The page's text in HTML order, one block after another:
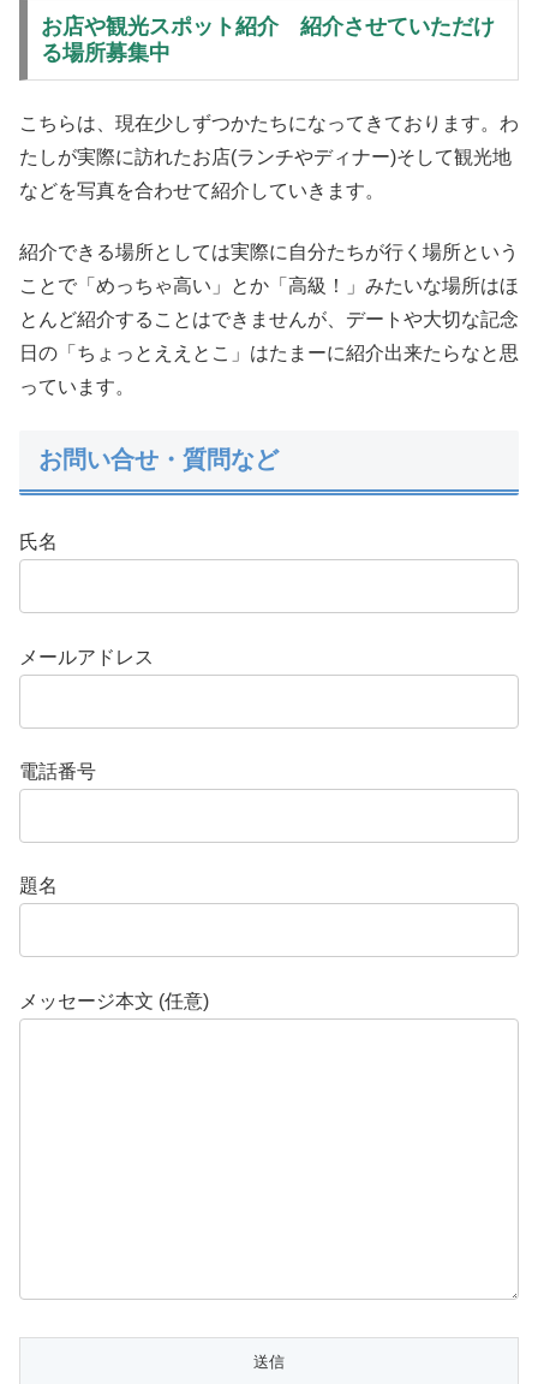
お店や観光スポット紹介 紹介させていただけ
る場所募集中
こちらは、現在少しずつかたちになってきております。わ
たしが実際に訪れたお店(ランチやディナー)そして観光地
などを写真を合わせて紹介していきます。
紹介できる場所としては実際に自分たちが行く場所という
ことで「めっちゃ高い」とか「高級！」みたいな場所はほ
とんど紹介することはできませんが、デートや大切な記念
日の「ちょっとええとこ」はたまーに紹介出来たらなと思
っています。
お問い合せ・質問など
氏名
メールアドレス
電話番号
題名
メッセージ本文 (任意)